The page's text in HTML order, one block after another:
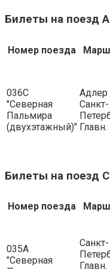
Билеты на поезд
Номер поезда
036С
"Северная
Пальмира
(двухэтажный)"
Адлер
Санкт-
Главн.
Билеты на поезд
Номер поезда
035А
"Северная
Санкт-
Главн.